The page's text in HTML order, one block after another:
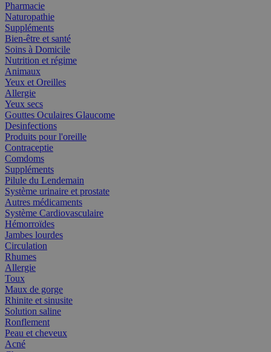
Pharmacie
Naturopathie
Suppléments
Bien-être et santé
Soins à Domicile
Nutrition et régime
Animaux
Yeux et Oreilles
Allergie
Yeux secs
Gouttes Oculaires Glaucome
Desinfections
Produits pour l'oreille
Contraceptie
Comdoms
Suppléments
Pilule du Lendemain
Système urinaire et prostate
Autres médicaments
Système Cardiovasculaire
Hémorroïdes
Jambes lourdes
Circulation
Rhumes
Allergie
Toux
Maux de gorge
Rhinite et sinusite
Solution saline
Ronflement
Peau et cheveux
Acné